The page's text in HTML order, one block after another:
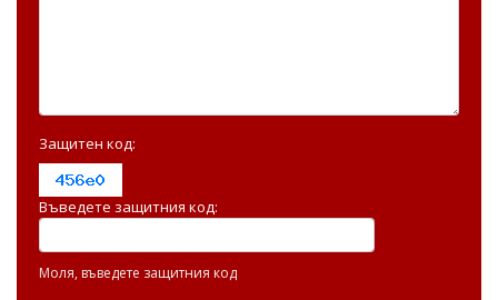
Защитен код:
Въведете защитния код:
Моля, въведете защитния код